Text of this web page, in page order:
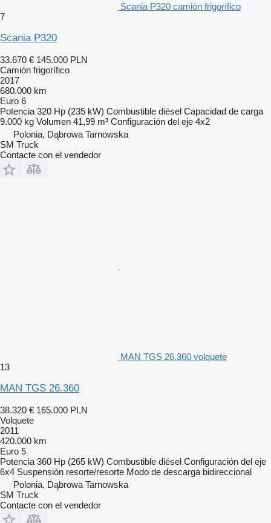
Scania P320 camión frigorífico
7
Scania P320
33.670 € 145.000 PLN
Camión frigorífico
2017
680.000 km
Euro 6
Potencia 320 Hp (235 kW) Combustible diésel Capacidad de carga
9.000 kg Volumen 41,99 m³ Configuración del eje 4x2
Polonia, Dąbrowa Tarnowska
SM Truck
Contacte con el vendedor
MAN TGS 26.360 volquete
13
MAN TGS 26.360
38.320 € 165.000 PLN
Volquete
2011
420.000 km
Euro 5
Potencia 360 Hp (265 kW) Combustible diésel Configuración del eje
6x4 Suspensión resorte/resorte Modo de descarga bidireccional
Polonia, Dąbrowa Tarnowska
SM Truck
Contacte con el vendedor